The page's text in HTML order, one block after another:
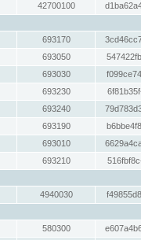
42700100
693170
693050
693030
693230
693240
693190
693010
693210
4940030
580300